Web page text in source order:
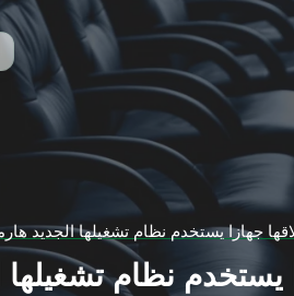
جهازا يستخدم نظام تشغيلها الجديد
نظام تشغيلها